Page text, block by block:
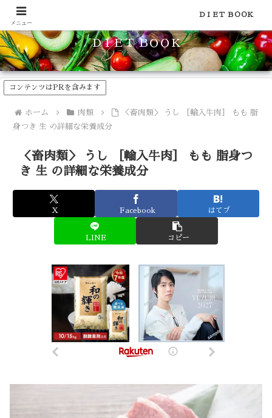
食品のカロリーや糖質などの栄養素がわかる！健康やダイエットに
ＤＩＥＴ ＢＯＯＫ
コンテンツはPRを含みます
ホーム 肉類
＜畜肉類＞ うし ［輸入牛肉］ もも 脂
身つき 生 の詳細な栄養成分
＜畜肉類＞ うし ［輸入牛肉］ もも 脂身つ
き 生 の詳細な栄養成分
X Facebook はてブ
LINE コピー
メニュー
ＤＩＥＴ ＢＯＯＫ